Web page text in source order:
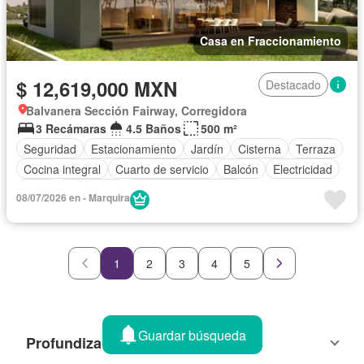
Casa en Fraccionamiento
$ 12,619,000 MXN
Destacado
Balvanera Sección Fairway, Corregidora
3 Recámaras
4.5 Baños
500 m²
Seguridad
Estacionamiento Jardín Cisterna
Terraza
Cocina integral
Cuarto de servicio Balcón
Electricidad
Caseta de vigilancia
08/07/2026 en - Marquira
1 2 3 4 5
Profundiza tu búsquedaGuardar búsqueda